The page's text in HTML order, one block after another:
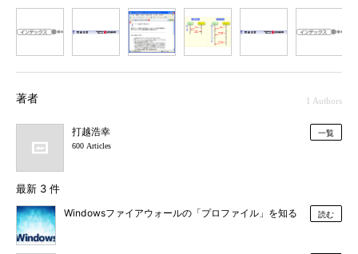
著者 1 Authors
打越浩幸
600 Articles
一覧
最新 3 件
Windowsファイアウォールの「プロファイル」を知る 読む